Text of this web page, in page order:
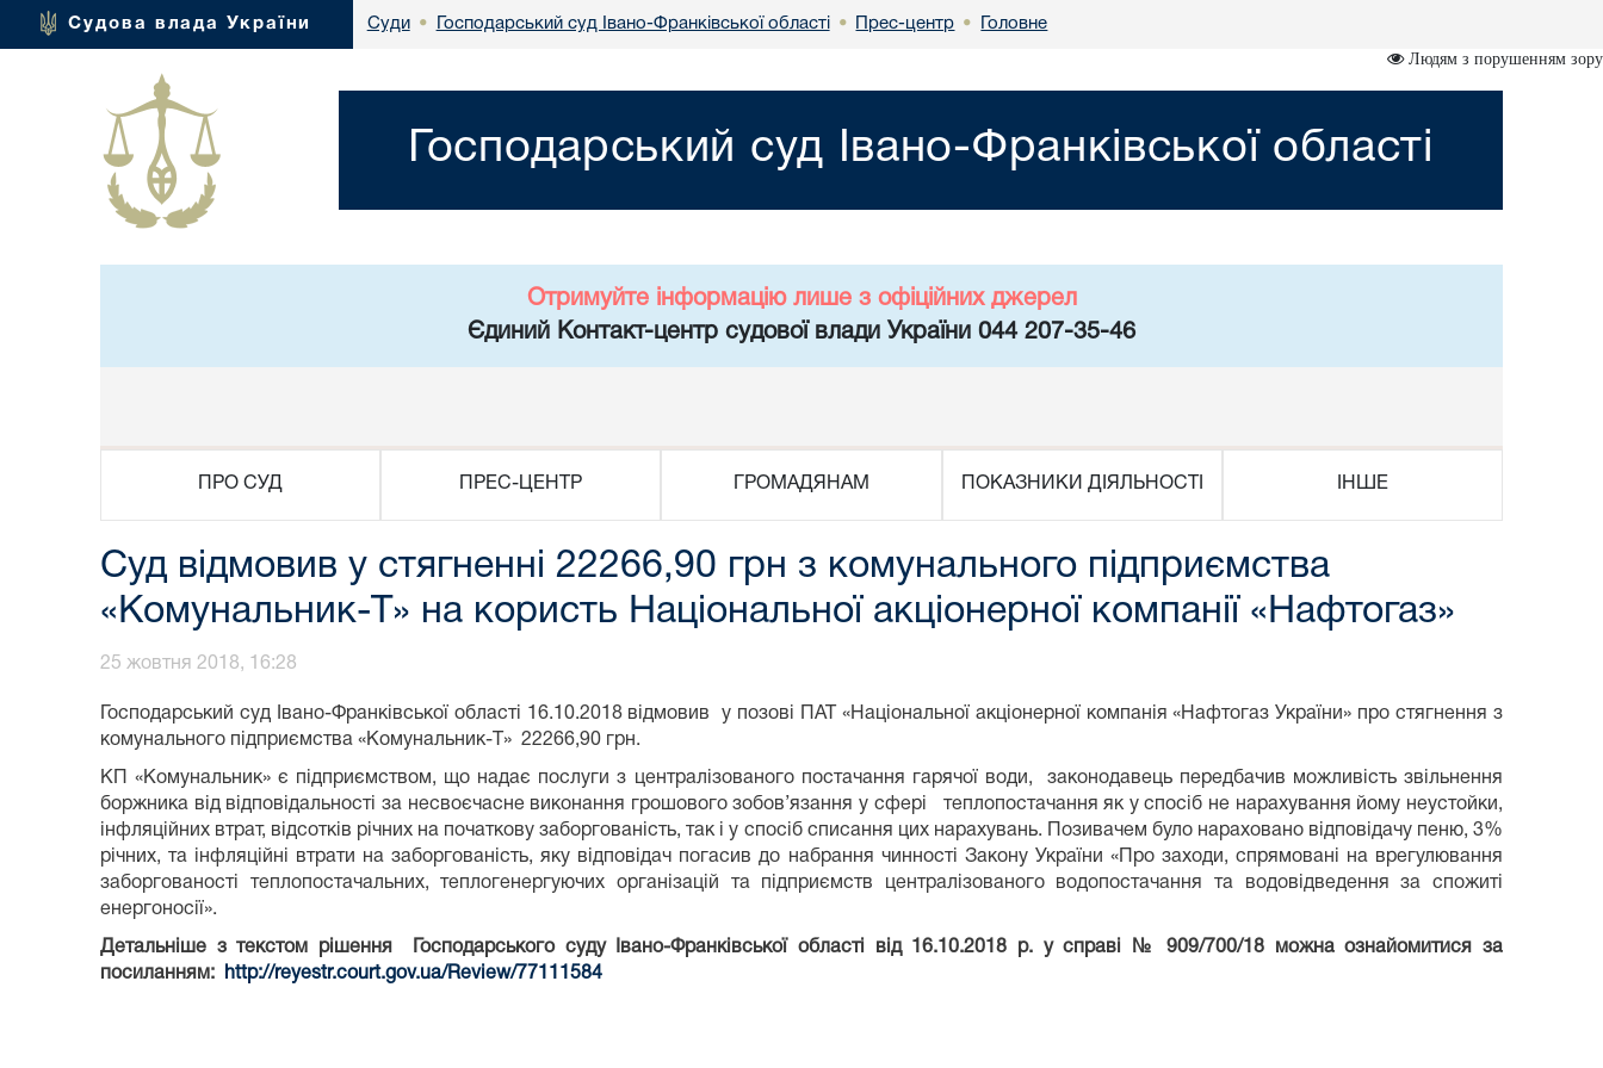
Судова влада України Суди • Господарський суд Івано-Франківської області • Прес-центр • Головне
Людям з порушенням зору
Господарський суд Івано-Франківської області
Отримуйте інформацію лише з офіційних джерел
Єдиний Контакт-центр судової влади України 044 207-35-46
ПРО СУД ПРЕС-ЦЕНТР ГРОМАДЯНАМ ПОКАЗНИКИ ДІЯЛЬНОСТІ ІНШЕ
Суд відмовив у стягненні 22266,90 грн з комунального підприємства
«Комунальник-Т» на користь Національної акціонерної компанії «Нафтогаз»
25 жовтня 2018, 16:28
Господарський суд Івано-Франківської області 16.10.2018 відмовив у позові ПАТ «Національної акціонерної компанія «Нафтогаз України» про стягнення з
комунального підприємства «Комунальник-Т» 22266,90 грн.
КП «Комунальник» є підприємством, що надає послуги з централізованого постачання гарячої води, законодавець передбачив можливість звільнення
боржника від відповідальності за несвоєчасне виконання грошового зобов’язання у сфері теплопостачання як у спосіб не нарахування йому неустойки,
інфляційних втрат, відсотків річних на початкову заборгованість, так і у спосіб списання цих нарахувань. Позивачем було нараховано відповідачу пеню, 3%
річних, та інфляційні втрати на заборгованість, яку відповідач погасив до набрання чинності Закону України «Про заходи, спрямовані на врегулювання
заборгованості теплопостачальних, теплогенергуючих організацій та підприємств централізованого водопостачання та водовідведення за спожиті
енергоносії».
Детальніше з текстом рішення Господарського суду Івано-Франківської області від 16.10.2018 р. у справі № 909/700/18 можна ознайомитися за
посиланням:
http://reyestr.court.gov.ua/Review/77111584